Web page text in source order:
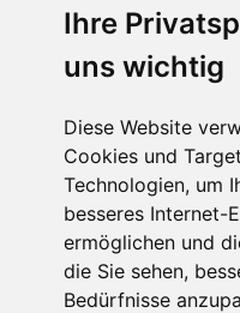
Ihre
uns wichtig
Diese Website
Cookies und
Technologien, um
besseres Internet-
ermöglichen und
die Sie sehen,
Bedürfnisse
habe
und akzeptiere diese als